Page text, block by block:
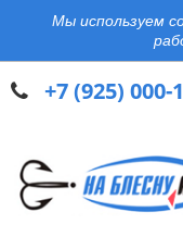
Мы используем
+7 (925) 000-